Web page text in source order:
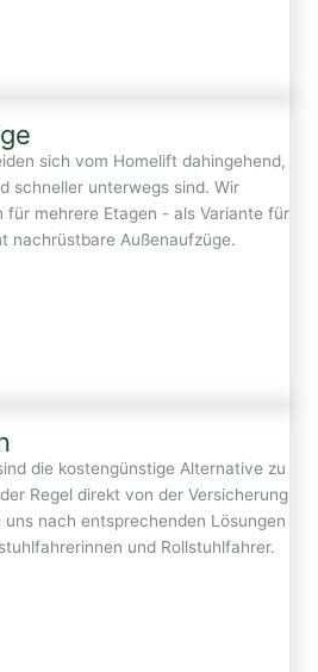
sich vom Homelift dahingehend,
schneller unterwegs sind. Wir
für mehrere Etagen - als Variante für
nachrüstbare Außenaufzüge.
die kostengünstige Alternative zu
Regel direkt von der Versicherung
uns nach entsprechenden Lösungen
und Rollstuhlfahrer.